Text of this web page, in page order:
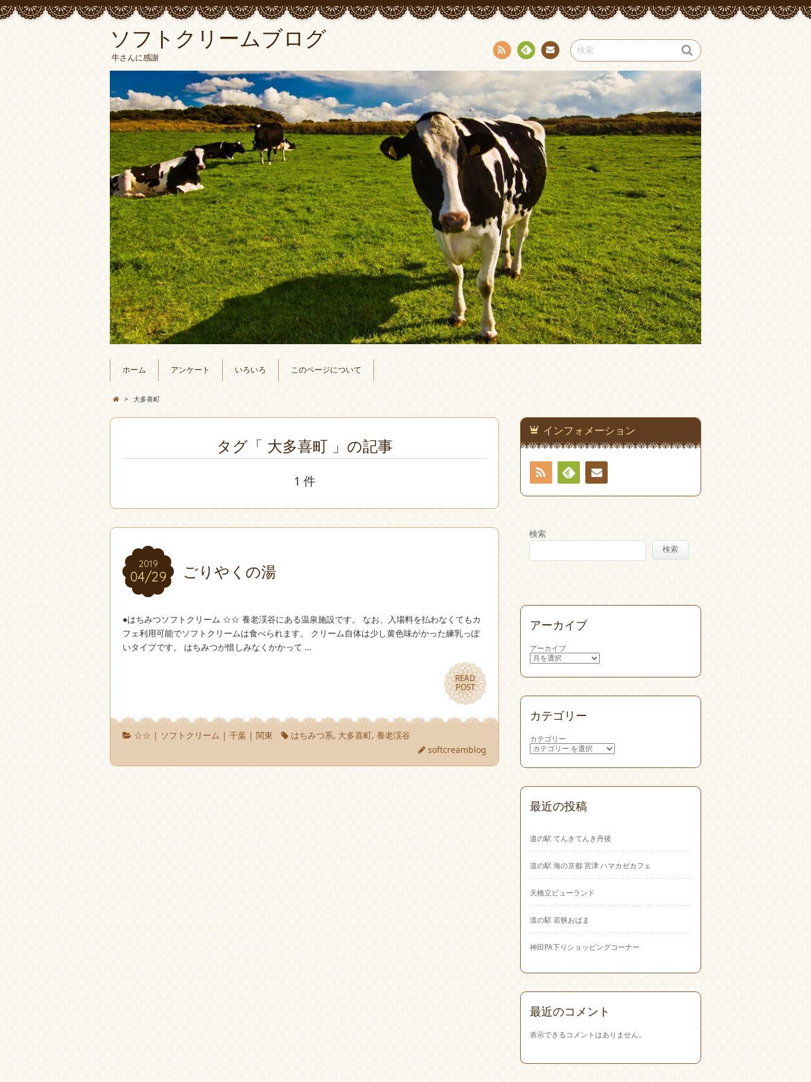
ソフトクリームブログ
牛さんに感謝
RSS Fee
わせ
ホーム アンケート いろいろ このページについて
> 大多喜町
タグ「 大多喜町 」の記事
1 件
2019
04/29
2019
04/29 ごりやくの湯
●はちみつソフトクリーム ☆☆ 養老渓谷にある温泉施設です。 なお、入場料を払わなくてもカ
フェ利用可能でソフトクリームは食べられます。 クリーム自体は少し黄色味がかった練乳っぽ
いタイプです。 はちみつが惜しみなくかかって …
READ
POST
READ
POST
☆☆ | ソフトクリーム |千葉 |関東 はちみつ系, 大多喜町,養老渓谷
softcreamblog
インフォメーション
RSS
Feedlyお問
わせ
検索
検索
アーカイブ
アーカイブ
カテゴリー
カテゴリー
最近の投稿
道の駅 てんきてんき丹後
道の駅 海の京都 宮津 ハマカゼカフェ
天橋立ビューランド
道の駅 若狭おばま
神田PA下りショッピングコーナー
最近のコメント
表示できるコメントはありません。